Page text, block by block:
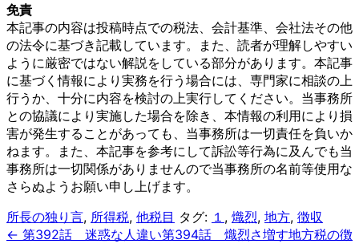
免責
本記事の内容は投稿時点での税法、会計基準、会社法その他
の法令に基づき記載しています。また、読者が理解しやすい
ように厳密ではない解説をしている部分があります。本記事
に基づく情報により実務を行う場合には、専門家に相談の上
行うか、十分に内容を検討の上実行してください。当事務所
との協議により実施した場合を除き、本情報の利用により損
害が発生することがあっても、当事務所は一切責任を負いか
ねます。また、本記事を参考にして訴訟等行為に及んでも当
事務所は一切関係がありませんので当事務所の名前等使用な
さらぬようお願い申し上げます。
所長の独り言, 所得税, 他税目 タグ: １ , 熾烈, 地方, 徴収
← 第392話 迷惑な人違い第394話 熾烈さ増す地方税の徴